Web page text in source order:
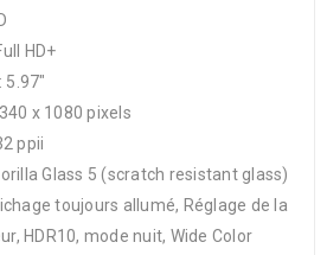
HD+
x 1080 pixels
ppii
Glass 5 (scratch resistant glass)
toujours allumé, Réglage de la
HDR10, mode nuit, Wide Color